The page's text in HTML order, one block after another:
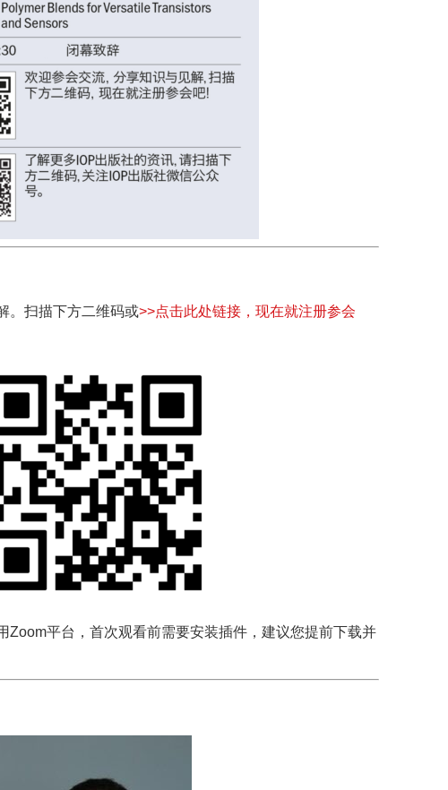
。扫描下方二维码或>>点击此处链接，现在就注册参会
Zoom平台，首次观看前需要安装插件，建议您提前下载并